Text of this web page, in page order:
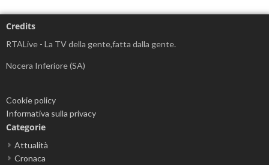
Credits
RTALive - La TV della gente,fatta dalla gente.
Nocera Inferiore (SA)
Cookie policy
Informativa sulla privacy
Categorie
Attualità
Cronaca